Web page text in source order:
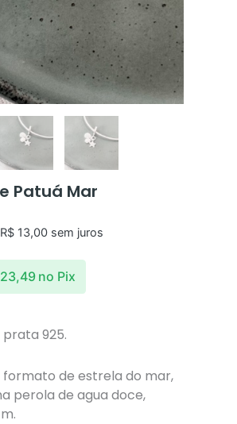
Patuá Mar
R$13,00sem juros
no Pix
925.
formato de estrela do mar,
perola de agua doce,